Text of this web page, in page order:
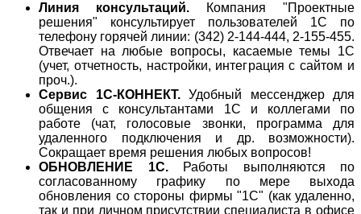
Линия консультаций. Компания "Проектные
решения" консультирует пользователей 1С по
телефону горячей линии: (342) 2-144-444, 2-155-455.
Отвечает на любые вопросы, касаемые темы 1С
(учет, отчетность, настройки, интеграция с сайтом и
проч.).
Сервис 1С-КОННЕКТ.Удобный мессенджер для
общения с консультантами 1С и коллегами по
работе (чат, голосовые звонки, программа для
удаленного подключения и др. возможности).
Сокращает время решения любых вопросов!
ОБНОВЛЕНИЕ 1С.Работы выполняются по
согласованному графику по мере выхода
обновления со стороны фирмы "1С" (как удаленно,
так и при личном присутствии специалиста в офисе